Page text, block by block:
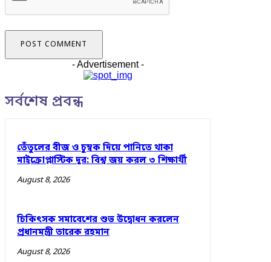
- Advertisement -
সর্বশেষ প্রবন্ধ
তেঁতুলের বীজ ও চুম্বক দিয়ে পানিতে থাকা
মাইক্রোপ্লাস্টিক দূর: বিশ্ব জয় করল ৩ শিক্ষার্থী
August 8, 2026
চিকিৎসক সমাবেশের শুভ উদ্বোধন করলেন
প্রধানমন্ত্রী তারেক রহমান
August 8, 2026